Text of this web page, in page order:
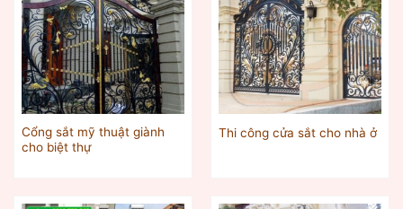
Cổng sắt mỹ thuật giành
cho biệt thự
Thi công cửa sắt cho nhà ở